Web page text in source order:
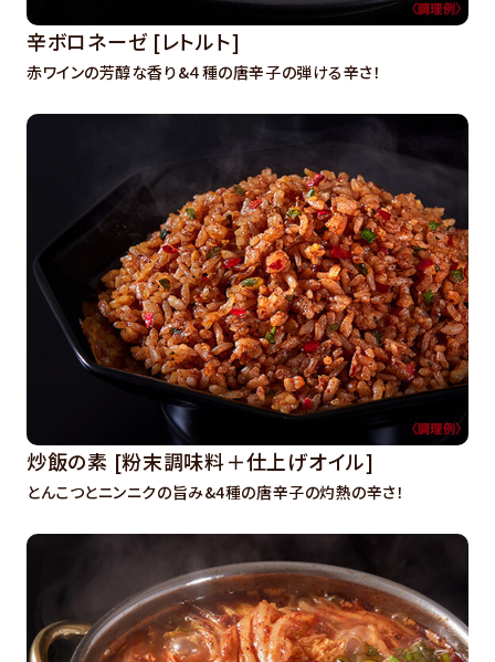
辛ボロネーゼ [レトルト]
赤ワインの芳醇な香り&４種の唐辛子の弾ける辛さ！
炒飯の素 [粉末調味料＋仕上げオイル]
とんこつとニンニクの旨み&4種の唐辛子の灼熱の辛さ！